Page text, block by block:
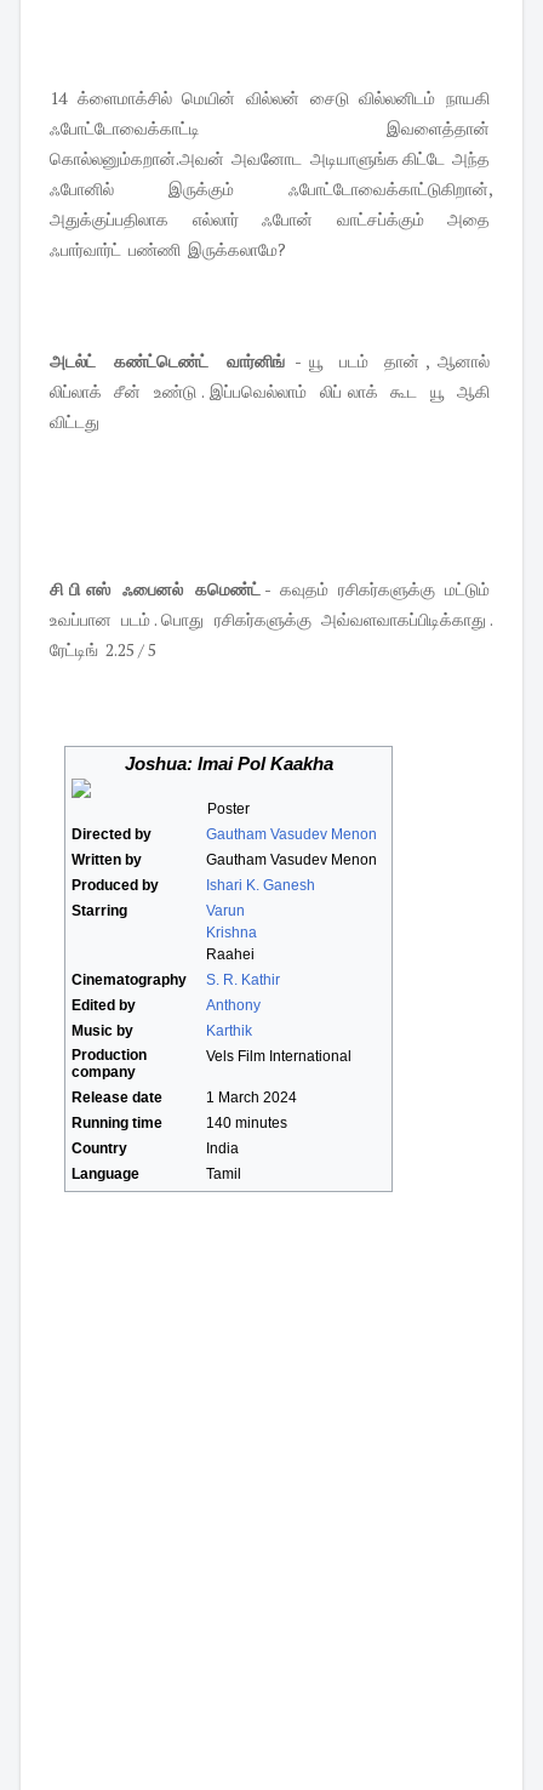
14 க்ளைமாக்சில் மெயின் வில்லன் சைடு வில்லனிடம் நாயகி
ஃபோட்டோவைக்காட்டி இவளைத்தான்
கொல்லனும்கறான்.அவன் அவனோட அடியாளுங்க கிட்டே அந்த
ஃபோனில் இருக்கும் ஃபோட்டோவைக்காட்டுகிறான்,
அதுக்குப்பதிலாக எல்லார் ஃபோன் வாட்சப்க்கும் அதை
ஃபார்வார்ட் பண்ணி இருக்கலாமே?
அடல்ட் கண்ட்டெண்ட் வார்னிங் - யூ படம் தான் , ஆனால்
லிப்லாக் சீன் உண்டு . இப்பவெல்லாம் லிப் லாக் கூட யூ ஆகி
விட்டது
சி பி எஸ் ஃபைனல் கமெண்ட் - கவுதம் ரசிகர்களுக்கு மட்டும்
உவப்பான படம் . பொது ரசிகர்களுக்கு அவ்வளவாகப்பிடிக்காது .
ரேட்டிங் 2.25 / 5
Joshua: Imai Pol Kaakha
Poster
Directed by
Gautham Vasudev Menon
Written by
Gautham Vasudev Menon
Produced by
Ishari K. Ganesh
Starring
Varun
Krishna
Raahei
Cinematography
S. R. Kathir
Edited by
Anthony
Music by
Karthik
Production
company
Vels Film International
Release date
1 March 2024
Running time
140 minutes
Country
India
Language
Tamil